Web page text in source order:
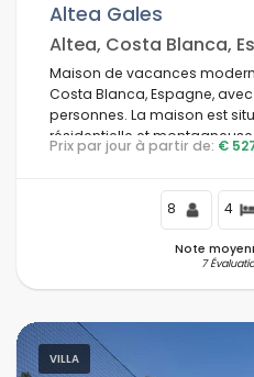
Altea Gales
Altea, Costa Blanca,
Maison de vacances
Costa Blanca, Espagne,
personnes. La maison est
résidentielle et montagneuse.
Prix par jour à partir de: €
8 4
Note
7
VILLA